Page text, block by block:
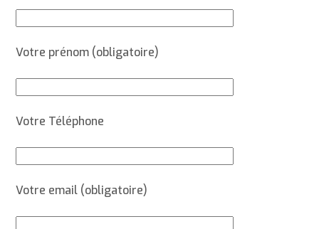
Votre prénom (obligatoire)
Votre Téléphone
Votre email (obligatoire)